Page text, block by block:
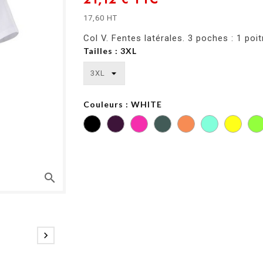
search

17,60 HT
Col V. Fentes latérales. 3 poches : 1
Tailles : 3XL
Couleurs : WHITE